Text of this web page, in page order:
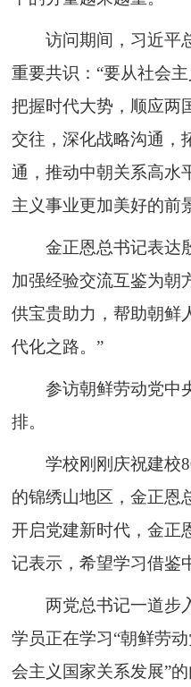
访问期间，习近平
重要共识：“要从社会
把握时代大势，顺应两
交往，深化战略沟通，
通，推动中朝关系高水
主义事业更加美好的前
金正恩总书记表达
加强经验交流互鉴为朝
供宝贵助力，帮助朝鲜
代化之路。”
参访朝鲜劳动党中
排。
学校刚刚庆祝建校
的锦绣山地区，金正恩
开启党建新时代，金正
记表示，希望学习借鉴
两党总书记一道步
学员正在学习“朝鲜劳
会主义国家关系发展”